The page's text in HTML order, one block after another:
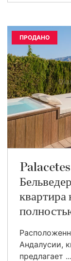
ПРОДАНО
квартира
Андалусии,
предлагает ...